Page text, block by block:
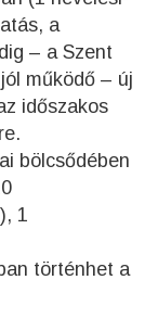
a
– a Szent
működő – új
időszakos
bölcsődében
1
történhet a